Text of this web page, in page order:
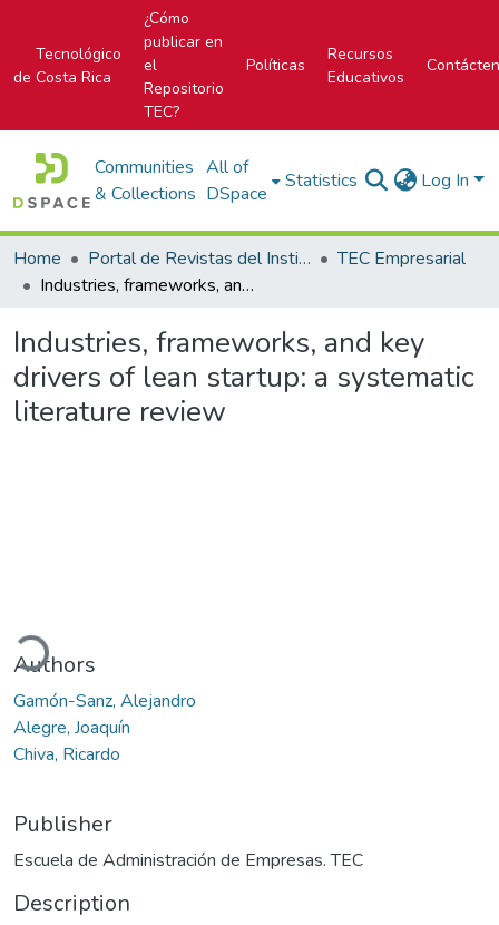
Tecnológico
de Costa Rica
¿Cómo
publicar en
el
Repositorio
TEC?
Políticas
Recursos
Educativos
Communities
& Collections
All of
DSpace
Statistics Log In
Home Portal de Revistas del Instituto Tecnológico de Costa Rica
TEC Empresarial
Industries, frameworks, and key drivers of lean startup: a systematic literature review
Industries, frameworks, and key
drivers of lean startup: a systematic
literature review
Loading...
Authors
Gamón-Sanz, Alejandro
Alegre, Joaquín
Chiva, Ricardo
Publisher
Escuela de Administración de Empresas. TEC
Description